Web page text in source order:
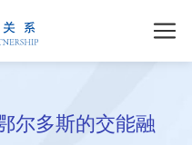
尔多斯的交能融